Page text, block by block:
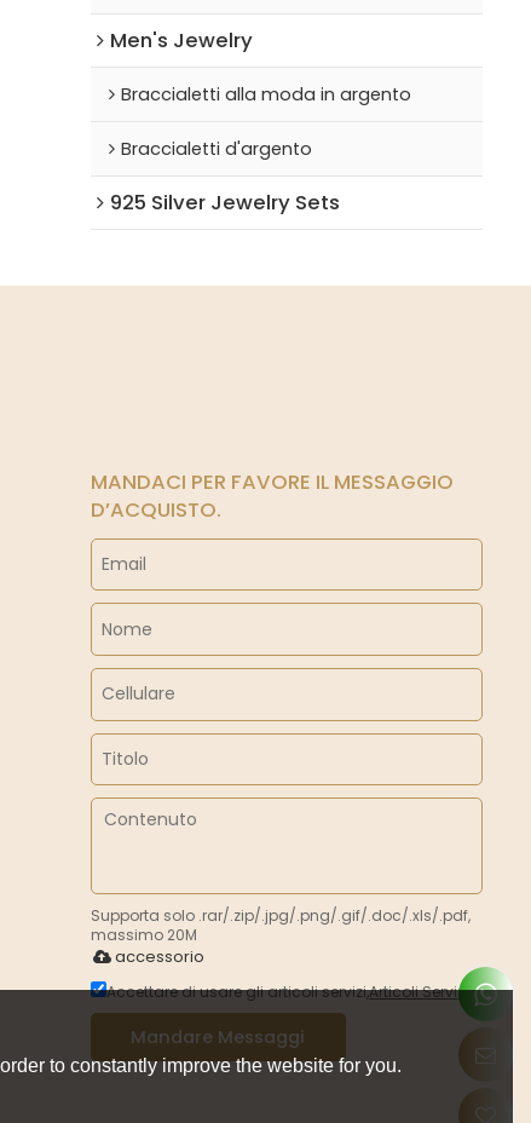
Men's Jewelry
Braccialetti alla moda in argento
Braccialetti d'argento
925 Silver Jewelry Sets
MANDACI PER FAVORE IL MESSAGGIO
D’ACQUISTO.
Supporta solo .rar/.zip/.jpg/.png/.gif/.doc/.xls/.pdf,
massimo 20M
accessorio
Accettare di usare gli articoli servizi,Articoli Servizi
Mandare Messaggi
to constantly improve the website for you.